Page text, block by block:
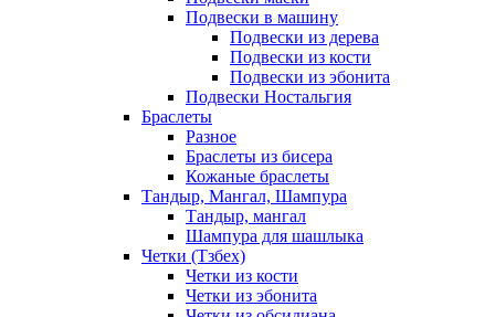
Подвески в машину
Подвески из дерева
Подвески из кости
Подвески из эбонита
Подвески Ностальгия
Браслеты
Разное
Браслеты из бисера
Кожаные браслеты
Тандыр, Мангал, Шампура
Тандыр, мангал
Шампура для шашлыка
Четки (Тзбех)
Четки из кости
Четки из эбонита